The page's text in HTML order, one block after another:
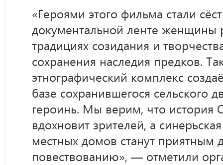
«Героями этого фильма стали
документальной ленте женщины
традициях созидания и
сохранения наследия предков.
этнографический комплекс
базе сохранившегося сельского
героинь. Мы верим, что история
вдохновит зрителей, а
местных домов станут приятным
повествованию», — отметили